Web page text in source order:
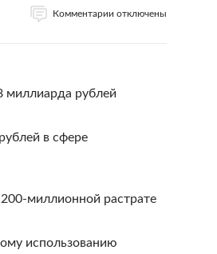
Комментарии отключены
рублей
в сфере
миллионной растрате
использованию